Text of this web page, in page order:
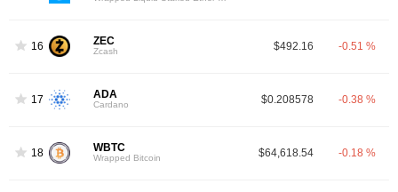
16 ZEC
Zcash $492.16 -0.51 %
17 ADA
Cardano $0.208578 -0.38 %
18 WBTC
Wrapped Bitcoin $64,618.54 -0.18 %